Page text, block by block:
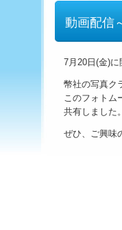
動画配信
7月20日(金)に
幣社の写真ク
このフォトム
共有しました。
ぜひ、ご興味